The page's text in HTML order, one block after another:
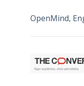
OpenMind,